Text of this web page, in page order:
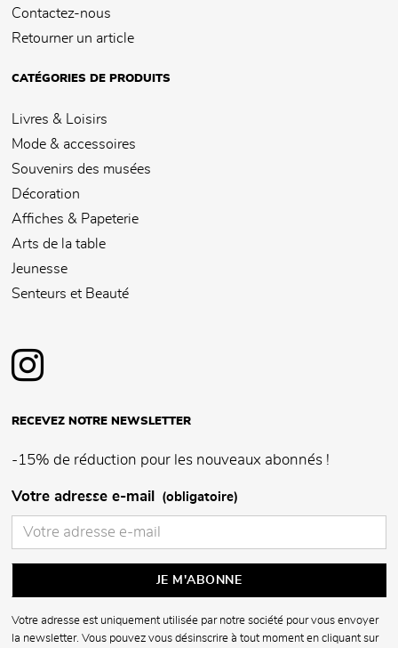
Contactez-nous
Retourner un article
CATÉGORIES DE PRODUITS
Livres & Loisirs
Mode & accessoires
Souvenirs des musées
Décoration
Affiches & Papeterie
Arts de la table
Jeunesse
Senteurs et Beauté
RECEVEZ NOTRE NEWSLETTER
-15% de réduction pour les nouveaux abonnés !
Votre adresse e-mail (obligatoire)
Votre adresse est uniquement utilisée par notre société pour vous envoyer
la newsletter. Vous pouvez vous désinscrire à tout moment en cliquant sur